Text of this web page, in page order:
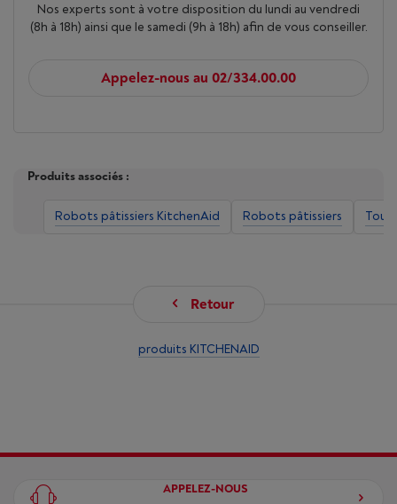
Nos experts sont à votre disposition du lundi au vendredi
(8h à 18h) ainsi que le samedi (9h à 18h) afin de vous conseiller.
Appelez-nous au 02/334.00.00
Produits associés :
Robots pâtissiers KitchenAid Robots pâtissiers Tous
Retour
produits KITCHENAID
APPELEZ-NOUS